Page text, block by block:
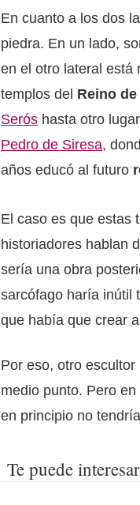
En cuanto a los dos
piedra. En un lado,
en el otro lateral
templos del Reino
Serós hasta otro
Pedro de Siresa,
años educó al futuro
El caso es que estas
historiadores hablan
sería una obra
sarcófago haría inútil
que había que crear
Por eso, otro
medio punto. Pero
en principio no
Te puede